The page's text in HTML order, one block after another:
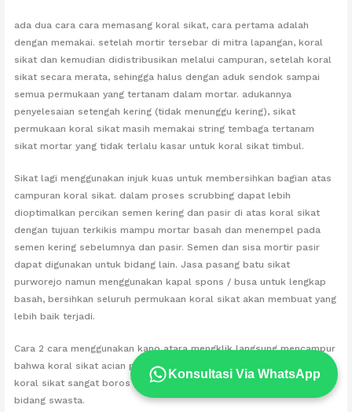
ada dua cara cara memasang koral sikat, cara pertama adalah
dengan memakai. setelah mortir tersebar di mitra lapangan, koral
sikat dan kemudian didistribusikan melalui campuran, setelah koral
sikat secara merata, sehingga halus dengan aduk sendok sampai
semua permukaan yang tertanam dalam mortar. adukannya
penyelesaian setengah kering (tidak menunggu kering), sikat
permukaan koral sikat masih memakai string tembaga tertanam
sikat mortar yang tidak terlalu kasar untuk koral sikat timbul.
Sikat lagi menggunakan injuk kuas untuk membersihkan bagian atas
campuran koral sikat. dalam proses scrubbing dapat lebih
dioptimalkan percikan semen kering dan pasir di atas koral sikat
dengan tujuan terkikis mampu mortar basah dan menempel pada
semen kering sebelumnya dan pasir. Semen dan sisa mortir pasir
dapat digunakan untuk bidang lain. Jasa pasang batu sikat
purworejo namun menggunakan kapal spons / busa untuk lengkap
basah, bersihkan seluruh permukaan koral sikat akan membuat yang
lebih baik terjadi.
Cara 2 cara menggunakan kano atara mengklik langsung mencampur
bahwa koral sikat acian penggunaan mortar atau semen. Metode ini
koral sikat sangat boros dan biasanya hanya digunakan untuk
bidang swasta.
Konsultasi Via WhatsApp